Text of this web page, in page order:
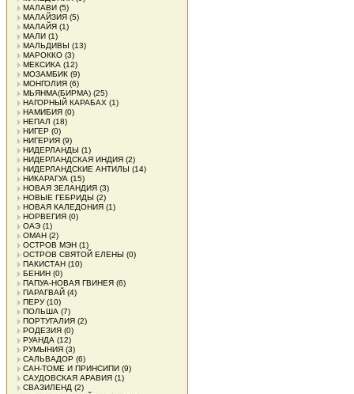
МАЛАВИ (5)
МАЛАЙЗИЯ (5)
МАЛАЙЯ (1)
МАЛИ (1)
МАЛЬДИВЫ (13)
МАРОККО (3)
МЕКСИКА (12)
МОЗАМБИК (9)
МОНГОЛИЯ (6)
МЬЯНМА(БИРМА) (25)
НАГОРНЫЙ КАРАБАХ (1)
НАМИБИЯ (0)
НЕПАЛ (18)
НИГЕР (0)
НИГЕРИЯ (9)
НИДЕРЛАНДЫ (1)
НИДЕРЛАНДСКАЯ ИНДИЯ (2)
НИДЕРЛАНДСКИЕ АНТИЛЫ (14)
НИКАРАГУА (15)
НОВАЯ ЗЕЛАНДИЯ (3)
НОВЫЕ ГЕБРИДЫ (2)
НОВАЯ КАЛЕДОНИЯ (1)
НОРВЕГИЯ (0)
ОАЭ (1)
ОМАН (2)
ОСТРОВ МЭН (1)
ОСТРОВ СВЯТОЙ ЕЛЕНЫ (0)
ПАКИСТАН (10)
БЕНИН (0)
ПАПУА-НОВАЯ ГВИНЕЯ (6)
ПАРАГВАЙ (4)
ПЕРУ(10)
ПОЛЬША (7)
ПОРТУГАЛИЯ (2)
РОДЕЗИЯ (0)
РУАНДА (12)
РУМЫНИЯ (3)
САЛЬВАДОР (6)
САН-ТОМЕ И ПРИНСИПИ (9)
САУДОВСКАЯ АРАВИЯ (1)
СВАЗИЛЕНД (2)